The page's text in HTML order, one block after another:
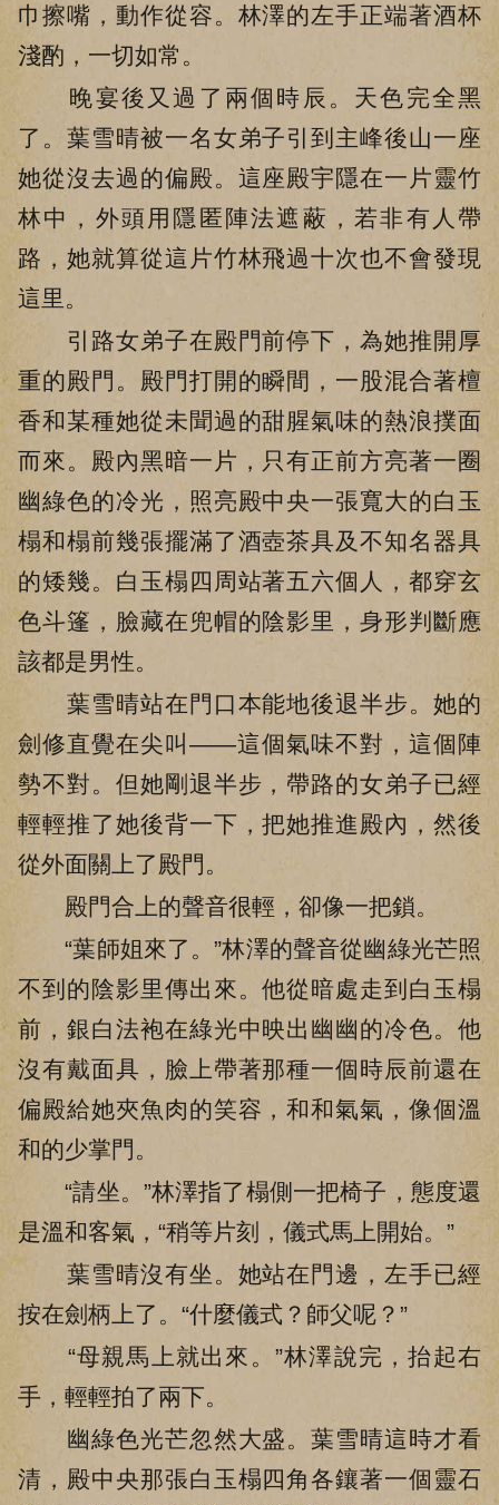
巾擦嘴，動作從容。林澤的左手正端著酒杯
淺酌，一切如常。
晚宴後又過了兩個時辰。天色完全黑
了。葉雪晴被一名女弟子引到主峰後山一座
她從沒去過的偏殿。這座殿宇隱在一片靈竹
林中，外頭用隱匿陣法遮蔽，若非有人帶
路，她就算從這片竹林飛過十次也不會發現
這里。
引路女弟子在殿門前停下，為她推開厚
重的殿門。殿門打開的瞬間，一股混合著檀
香和某種她從未聞過的甜腥氣味的熱浪撲面
而來。殿內黑暗一片，只有正前方亮著一圈
幽綠色的冷光，照亮殿中央一張寬大的白玉
榻和榻前幾張擺滿了酒壺茶具及不知名器具
的矮幾。白玉榻四周站著五六個人，都穿玄
色斗篷，臉藏在兜帽的陰影里，身形判斷應
該都是男性。
葉雪晴站在門口本能地後退半步。她的
劍修直覺在尖叫——這個氣味不對，這個陣
勢不對。但她剛退半步，帶路的女弟子已經
輕輕推了她後背一下，把她推進殿內，然後
從外面關上了殿門。
殿門合上的聲音很輕，卻像一把鎖。
“葉師姐來了。”林澤的聲音從幽綠光芒照
不到的陰影里傳出來。他從暗處走到白玉榻
前，銀白法袍在綠光中映出幽幽的冷色。他
沒有戴面具，臉上帶著那種一個時辰前還在
偏殿給她夾魚肉的笑容，和和氣氣，像個溫
和的少掌門。
“請坐。”林澤指了榻側一把椅子，態度還
是溫和客氣，“稍等片刻，儀式馬上開始。”
葉雪晴沒有坐。她站在門邊，左手已經
按在劍柄上了。“什麼儀式？師父呢？”
“母親馬上就出來。”林澤說完，抬起右
手，輕輕拍了兩下。
幽綠色光芒忽然大盛。葉雪晴這時才看
清，殿中央那張白玉榻四角各鑲著一個靈石